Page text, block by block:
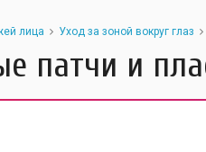
лица Уход за зоной вокруг глаз
патчи и